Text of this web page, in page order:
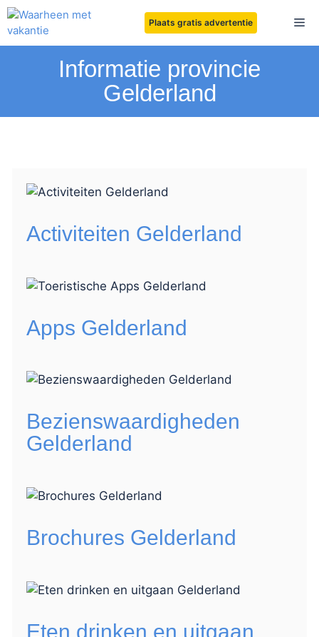
Ga
naar
de
Plaats gratis advertentie
Informatie provincie
Gelderland
Activiteiten Gelderland
Apps Gelderland
Bezienswaardigheden
Gelderland
Brochures Gelderland
Eten drinken en uitgaan